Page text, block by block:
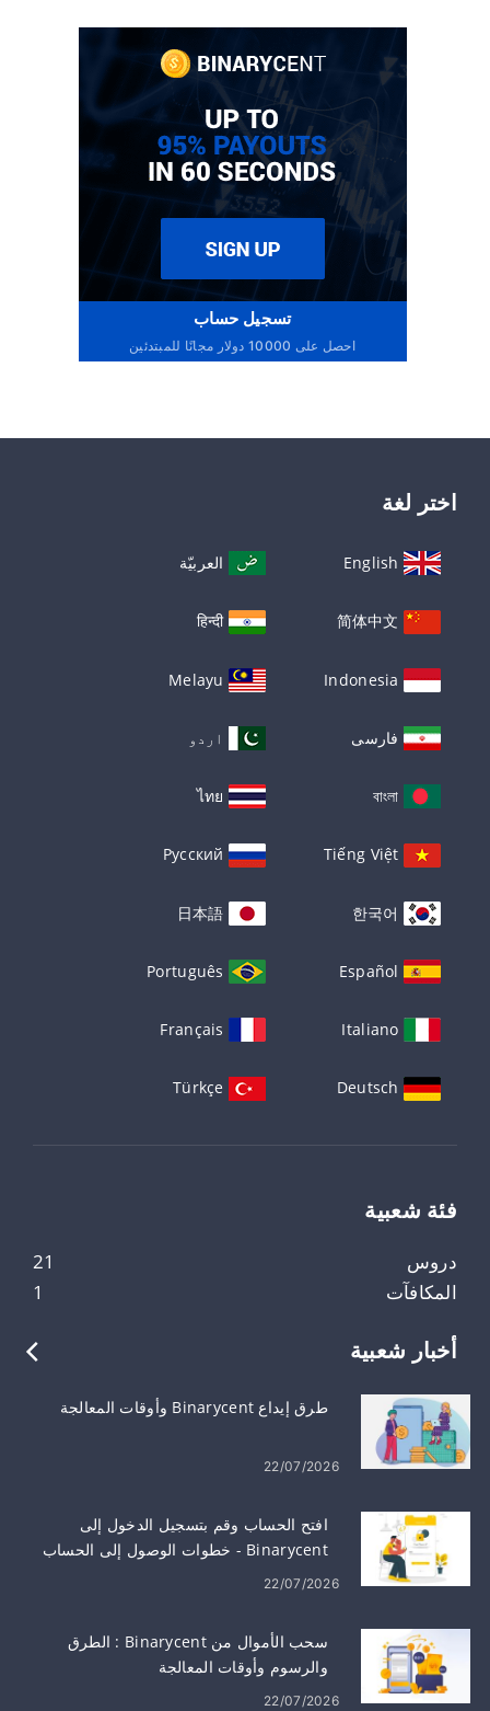
تسجيل حساب
احصل على 10000 دولار مجانًا للمبتدئين
اختر لغة
English العربيّة
简体中文
हिन्दी
Indonesia
Melayu
فارسی اردو
বাংলা
ไทย
Tiếng Việt
Русский
한국어
日本語
Español
Português
Italiano
Français
Deutsch
Türkçe
فئة شعبية
21
دروس
1
المكافآت
أخبار شعبية
طرق إيداع Binarycent وأوقات المعالجة
22/07/2026
افتح الحساب وقم بتسجيل الدخول إلى
Binarycent - خطوات الوصول إلى الحساب
22/07/2026
سحب الأموال من Binarycent : الطرق
والرسوم وأوقات المعالجة
22/07/2026